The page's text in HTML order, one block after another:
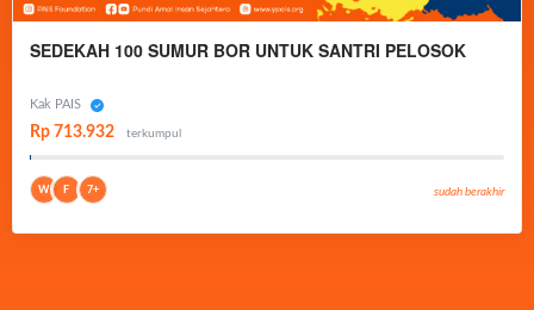
SEDEKAH 100 SUMUR BOR UNTUK SANTRI PELOSOK
Kak PAIS
Rp 713.932 terkumpul
W F 7+ sudah berakhir